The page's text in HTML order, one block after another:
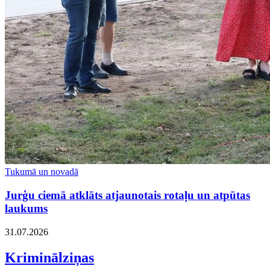
Tukumā un novadā
Jurģu ciemā atklāts atjaunotais rotaļu un atpūtas
laukums
31.07.2026
Kriminālziņas